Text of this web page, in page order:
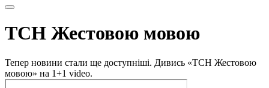
ТСН Жестовою мовою
Тепер новини стали ще доступніші. Дивись «ТСН Жестовою
мовою» на 1+1 video.